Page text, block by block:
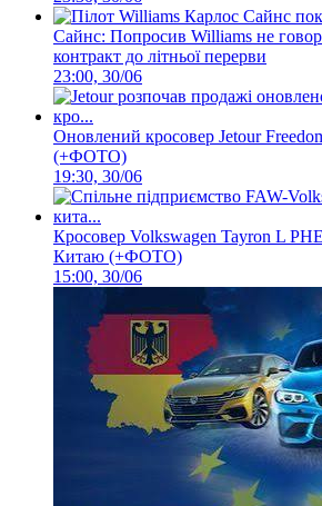
Сайнс: Попросив Williams не
контракт до літньої перерви
23:00, 30/06
Оновлений кросовер Jetour
(+ФОТО)
19:30, 30/06
Кросовер Volkswagen Tayron L
Китаю (+ФОТО)
15:00, 30/06